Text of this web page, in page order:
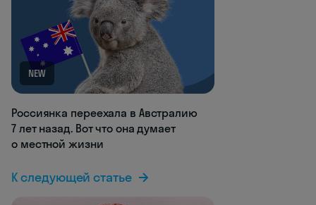
NEW
Россиянка переехала в Австралию
7 лет назад. Вот что она думает
о местной жизни
К следующей статье